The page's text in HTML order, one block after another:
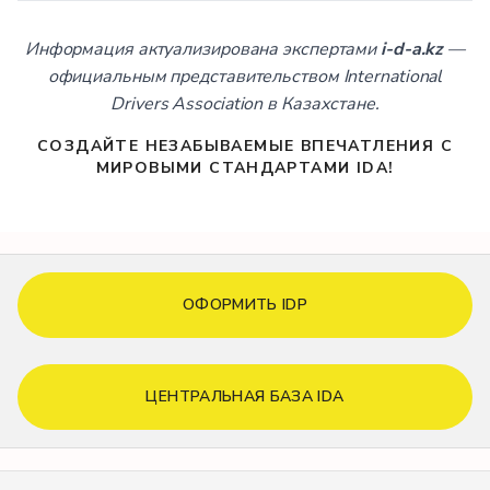
Информация актуализирована экспертамиi-d-a.kz—
официальным представительством International
Drivers Association в Казахстане.
СОЗДАЙТЕ НЕЗАБЫВАЕМЫЕ ВПЕЧАТЛЕНИЯ С
МИРОВЫМИ СТАНДАРТАМИ IDA!
ОФОРМИТЬ IDP
ЦЕНТРАЛЬНАЯ БАЗА IDA